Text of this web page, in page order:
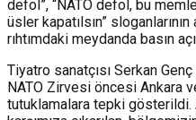
defol”, “NATO defol, bu
üsler kapatılsın” sloganlarının
rıhtımdaki meydanda basın
Tiyatro sanatçısı Serkan
NATO Zirvesi öncesi Ankara
tutuklamalara tepki gösterildi.